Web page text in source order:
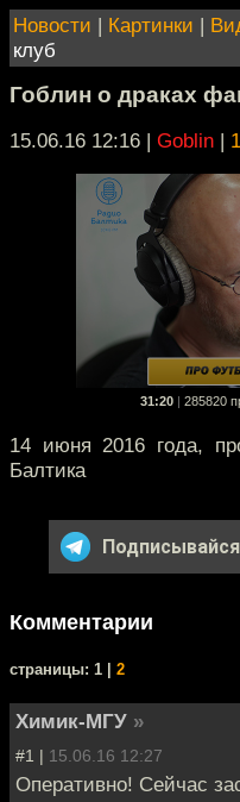
Новости | Картинки |
клуб
Гоблин о драках
15.06.16 12:16 | Goblin |
31:20 285820
14 июня 2016 года,
Балтика
Комментарии
cтраницы: 1 | 2
Химик-МГУ »
#1 | 15.06.16 12:27
Оперативно! Сейчас